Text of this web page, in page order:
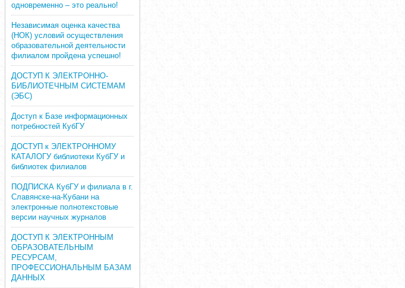
одновременно – это реально!
Независимая оценка качества
(НОК) условий осуществления
образовательной деятельности
филиалом пройдена успешно!
ДОСТУП К ЭЛЕКТРОННО-
БИБЛИОТЕЧНЫМ СИСТЕМАМ
(ЭБС)
Доступ к Базе информационных
потребностей КубГУ
ДОСТУП к ЭЛЕКТРОННОМУ
КАТАЛОГУ библиотеки КубГУ и
библиотек филиалов
ПОДПИСКА КубГУ и филиала в г.
Славянске-на-Кубани на
электронные полнотекстовые
версии научных журналов
ДОСТУП К ЭЛЕКТРОННЫМ
ОБРАЗОВАТЕЛЬНЫМ
РЕСУРСАМ,
ПРОФЕССИОНАЛЬНЫМ БАЗАМ
ДАННЫХ